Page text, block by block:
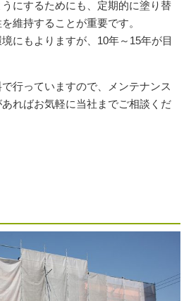
にするためにも、定期的に塗り替
維持することが重要です。
にもよりますが、10年～15年が目
行っていますので、メンテナンス
ればお気軽に当社までご相談くだ